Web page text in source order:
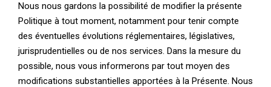
Nous nous gardons la possibilité de modifier la présente
Politique à tout moment, notamment pour tenir compte
des éventuelles évolutions réglementaires, législatives,
jurisprudentielles ou de nos services. Dans la mesure du
possible, nous vous informerons par tout moyen des
modifications substantielles apportées à la Présente. Nous